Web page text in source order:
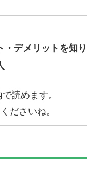
デメリットを知
読めます。
ださいね。